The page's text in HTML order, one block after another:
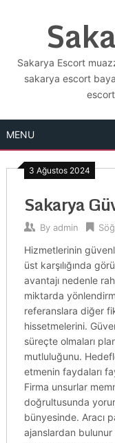
Sakarya Escort
sakarya escort
MENU
3 Ağustos 2024
Sakarya
By admin
Hizmetlerinin
üst karşılığında
avantajı nedenle
miktarda
referanslara diğer
hissetmelerini.
süreçte olmaları
mutluluğunu.
etmenin faydaları
Firma unsurlar
doğrultusunda
bünyesinde. Aracı
ajanslardan bulunur